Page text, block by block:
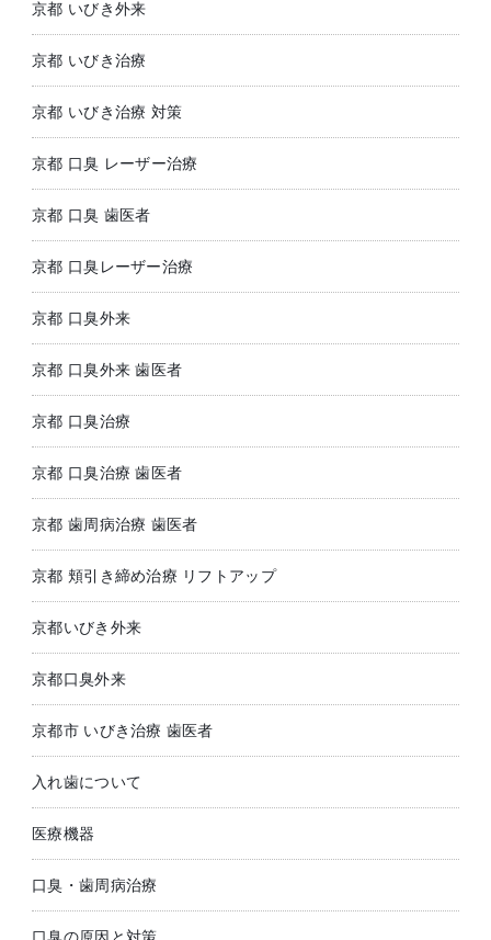
京都 いびき外来
京都 いびき治療
京都 いびき治療 対策
京都 口臭 レーザー治療
京都 口臭 歯医者
京都 口臭レーザー治療
京都 口臭外来
京都 口臭外来 歯医者
京都 口臭治療
京都 口臭治療 歯医者
京都 歯周病治療 歯医者
京都 頬引き締め治療 リフトアップ
京都いびき外来
京都口臭外来
京都市 いびき治療 歯医者
入れ歯について
医療機器
口臭・歯周病治療